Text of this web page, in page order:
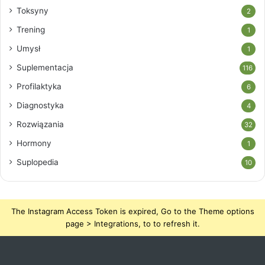
Toksyny 2
Trening 1
Umysł 1
Suplementacja 116
Profilaktyka 6
Diagnostyka 4
Rozwiązania 32
Hormony 1
Suplopedia 10
The Instagram Access Token is expired, Go to the Theme options
page > Integrations, to to refresh it.